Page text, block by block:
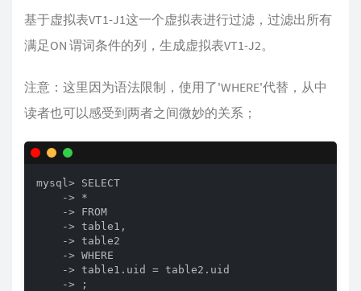
基于虚拟表VT1-J1这一个虚拟表进行过滤，过滤出所有
满足ON 谓词条件的列，生成虚拟表VT1-J2。
注意：这里因为语法限制，使用了'WHERE'代替，从中
读者也可以感受到两者之间微妙的关系；
mysql> SELECT
    -> *
    -> FROM
    -> table1,
    -> table2
    -> WHERE
    -> table1.uid = table2.uid
    -> ;